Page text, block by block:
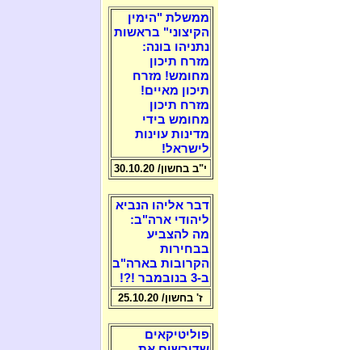
ממשלת "הימין
הקיצוני" בראשות
נתניהו בונה:
מזרח תיכון
מחומש! מזרח
תיכון מאיים!
מזרח תיכון
מחומש בידי
מדינות עוינות
לישראל!
י"ב בחשון/ 30.10.20
דבר אליהו הנביא
ליהודי ארה"ב:
מה להצביע
בבחירות
הקרובות בארה"ב
ב-3 בנובמבר !?!
ז' בחשון/ 25.10.20
פוליטיקאים